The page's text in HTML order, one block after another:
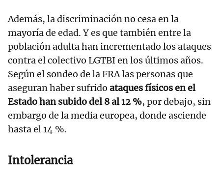
Además, la discriminación no cesa en la
mayoría de edad. Y es que también entre la
población adulta han incrementado los ataques
contra el colectivo LGTBI en los últimos años.
Según el sondeo de la FRA las personas que
aseguran haber sufrido ataques físicos en el
Estado han subido del 8 al 12 %, por debajo, sin
embargo de la media europea, donde asciende
hasta el 14 %.
Intolerancia